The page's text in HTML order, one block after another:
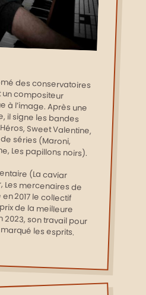
des conservatoires
un compositeur
à l’image. Après une
il signe les bandes
Sweet Valentine,
de séries (Maroni,
Les papillons noirs).
(La caviar
mercenaires de
2017 le collectif
de la meilleure
son travail pour
les esprits.